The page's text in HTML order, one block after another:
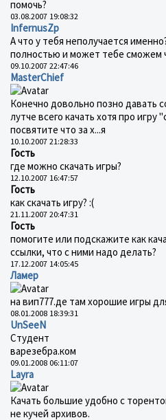
помочь?
03.08.2007 19:08:32
InfernusZp
А что у тебя неполучается
полностью и может тебе сможем
09.10.2007 22:47:46
MasterChief
Конечно довольно позно давать
лутче всего качать хотя про
посвятите что за х...я
10.10.2007 21:28:33
Гость
где можно скачать игры?
12.10.2007 16:47:57
Гость
как скачать игру? :(
21.11.2007 20:47:31
Гость
помогите или подскажите как
ссылки, что с ними надо делать?
17.12.2007 14:05:45
Ламер
на вип777.де там хорошие игры
08.01.2008 18:39:31
UnSeeN
Студент
варезебра.ком
09.01.2008 06:11:07
Layra
Качать большие удобно с
не кучей архивов.